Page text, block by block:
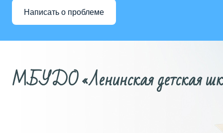
Написать о проблеме
МБУДО «Ленинская детская